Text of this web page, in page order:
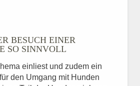
BESUCH EINER
SO SINNVOLL
einliest und zudem ein
den Umgang mit Hunden